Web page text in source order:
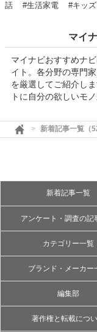
話
#生活家電 #キッ
マイ
マイナビおすすめナ
イト。各分野の専門
を厳選してご紹介し
トに自分の欲しいモ
新着記事一覧（
新着記事一覧
アンケート・調査の記
カテゴリー一覧
ブランド・メーカー
編集部
著作権と転載につ